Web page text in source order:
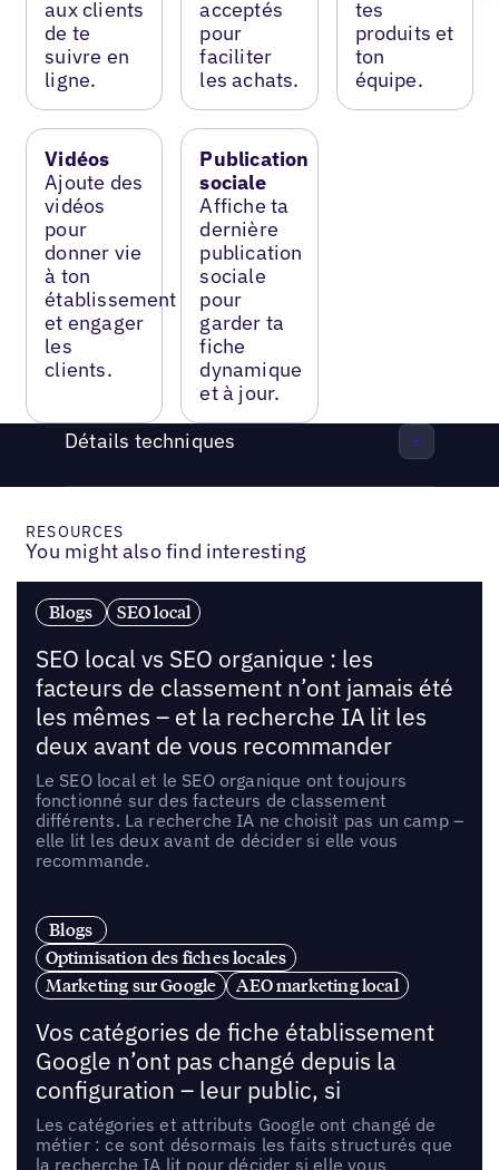
aux clients
de te
suivre en
ligne.
acceptés
pour
faciliter
les achats.
tes
produits et
ton
équipe.
Vidéos
Ajoute des
vidéos
pour
donner vie
à ton
établissement
et engager
les
clients.
Publication
sociale
Affiche ta
dernière
publication
sociale
pour
garder ta
fiche
dynamique
et à jour.
Détails techniques
RESOURCES
You might also find interesting
Blogs SEO local
SEO local vs SEO organique : les
facteurs de classement n’ont jamais été
les mêmes – et la recherche IA lit les
deux avant de vous recommander
Le SEO local et le SEO organique ont toujours
fonctionné sur des facteurs de classement
différents. La recherche IA ne choisit pas un camp –
elle lit les deux avant de décider si elle vous
recommande.
Blogs
Optimisation des fiches locales
Marketing sur Google
AEO marketing local
Vos catégories de fiche établissement
Google n’ont pas changé depuis la
configuration – leur public, si
Les catégories et attributs Google ont changé de
métier : ce sont désormais les faits structurés que
la recherche IA lit pour décider si elle vous